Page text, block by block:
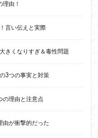
由！
言い伝えと実際
きくなりすぎ＆毒性問題
3つの事実と対策
の理由と注意点
由が衝撃的だった